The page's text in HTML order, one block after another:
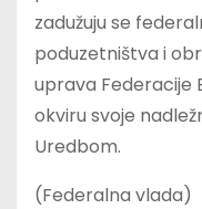
zadužuju se
poduzetništva i
uprava Federacije
okviru svoje
Uredbom.
(Federalna vlada)